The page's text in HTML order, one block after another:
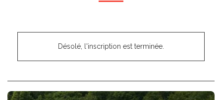
Désolé, l'inscription est terminée.